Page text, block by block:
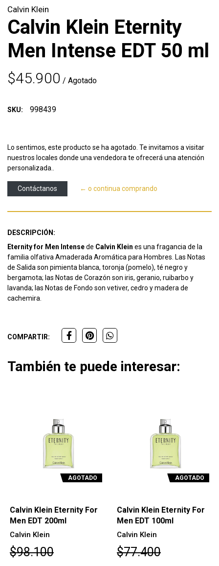
Calvin Klein
Calvin Klein Eternity
Men Intense EDT 50 ml
$45.900 / Agotado
SKU: 998439
Lo sentimos, este producto se ha agotado. Te invitamos a visitar
nuestros locales donde una vendedora te ofrecerá una atención
personalizada..
Contáctanos ← o continua comprando
DESCRIPCIÓN:
Eternity for Men Intensede Calvin Klein es una fragancia de la
familia olfativa Amaderada Aromática para Hombres. Las Notas
de Salida son pimienta blanca, toronja (pomelo), té negro y
bergamota; las Notas de Corazón son iris, geranio, ruibarbo y
lavanda; las Notas de Fondo son vetiver, cedro y madera de
cachemira.
COMPARTIR:
También te puede interesar:
AGOTADO
Calvin Klein Eternity For
Men EDT 200ml
Calvin Klein
$98.100
AGOTADO
Calvin Klein Eternity For
Men EDT 100ml
Calvin Klein
$77.400